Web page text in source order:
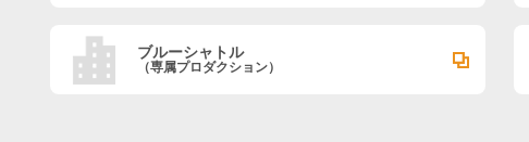
ブルーシャトル
（専属プロダクション）